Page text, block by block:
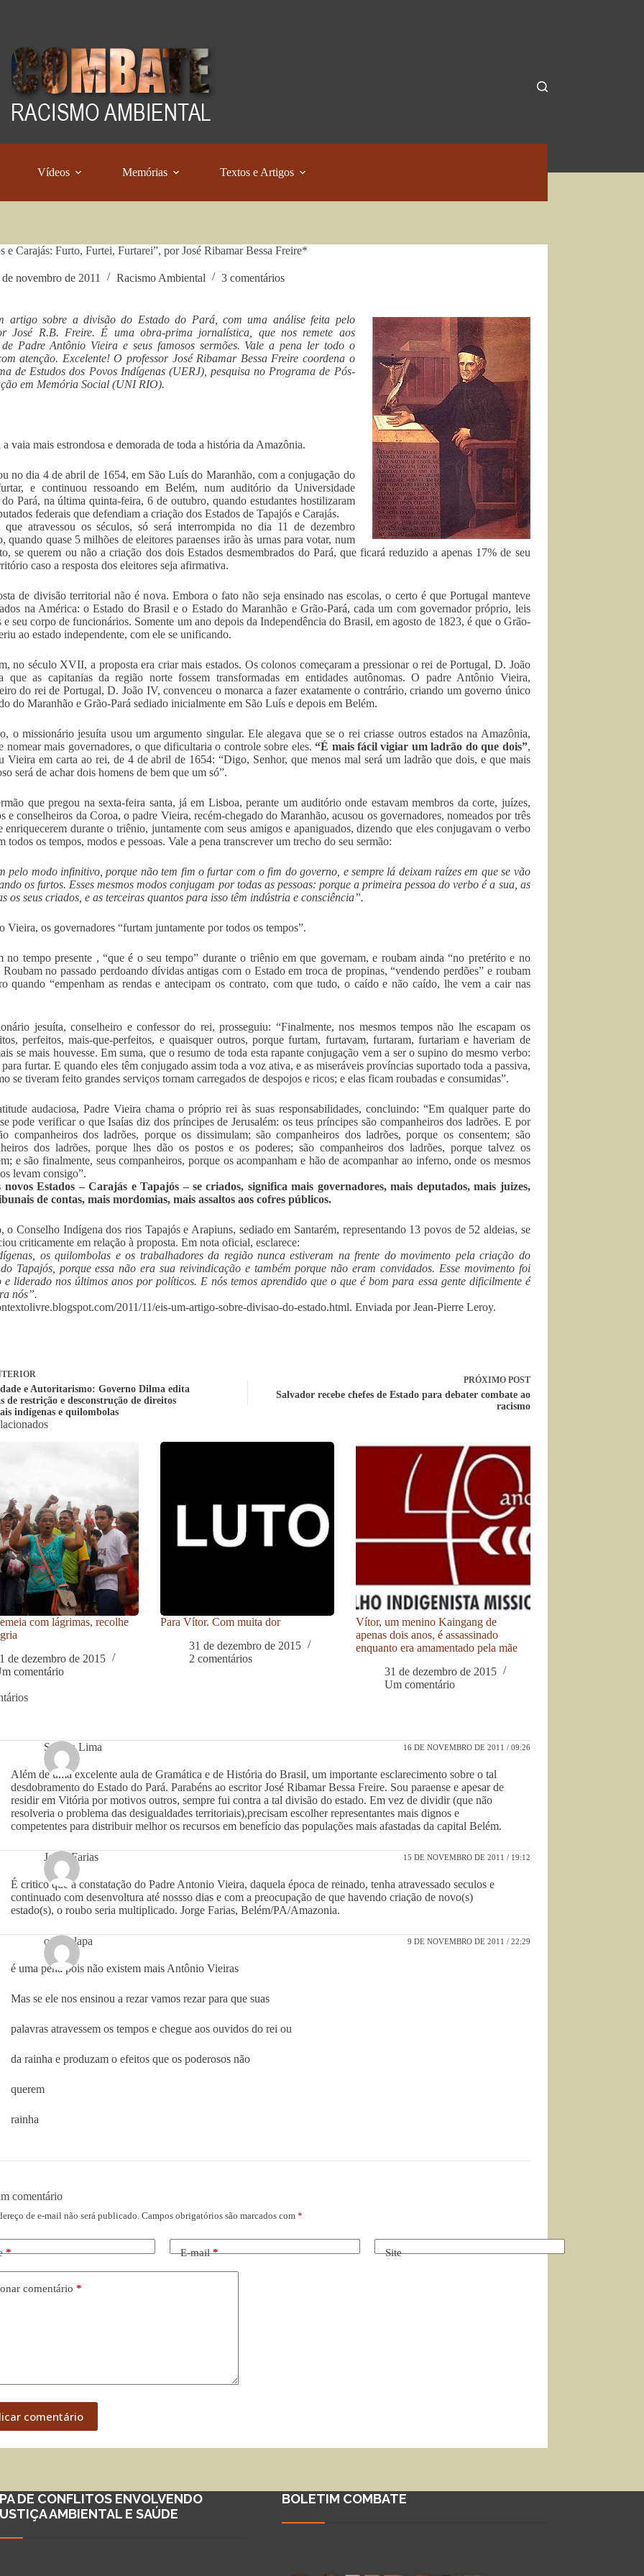
Vídeos Memórias Textos e Artigos
e Carajás: Furto, Furtei, Furtarei”, por José Ribamar Bessa Freire*
novembro de 2011 Racismo Ambiental 3 comentários
artigo sobre a divisão do Estado do Pará, com uma análise feita pelo
José R.B. Freire. É uma obra-prima jornalística, que nos remete aos
de Padre Antônio Vieira e seus famosos sermões. Vale a pena ler todo o
atenção. Excelente!O professor José Ribamar Bessa Freire coordena o
de Estudos dos Povos Indígenas (UERJ), pesquisa no Programa de Pós-
em Memória Social (UNI RIO).
a vaia mais estrondosa e demorada de toda a história da Amazônia.
no dia 4 de abril de 1654, em São Luís do Maranhão, com a conjugação do
e continuou ressoando em Belém, num auditório da Universidade
Pará, na última quinta-feira, 6 de outubro, quando estudantes hostilizaram
federais que defendiam a criação dos Estados de Tapajós e Carajás.
atravessou os séculos, só será interrompida no dia 11 de dezembro
quando quase 5 milhões de eleitores paraenses irão às urnas para votar, num
se querem ou não a criação dos dois Estados desmembrados do Pará, que ficará reduzido a apenas 17% de seu
caso a resposta dos eleitores seja afirmativa.
de divisão territorial não é nova. Embora o fato não seja ensinado nas escolas, o certo é que Portugal manteve
na América: o Estado do Brasil e o Estado do Maranhão e Grão-Pará, cada um com governador próprio, leis
e seu corpo de funcionários. Somente um ano depois da Independência do Brasil, em agosto de 1823, é que o Grão-
ao estado independente, com ele se unificando.
no século XVII, a proposta era criar mais estados. Os colonos começaram a pressionar o rei de Portugal, D. João
que as capitanias da região norte fossem transformadas em entidades autônomas. O padre Antônio Vieira,
do rei de Portugal, D. João IV, convenceu o monarca a fazer exatamente o contrário, criando um governo único
do Maranhão e Grão-Pará sediado inicialmente em São Luís e depois em Belém.
o missionário jesuíta usou um argumento singular. Ele alegava que se o rei criasse outros estados na Amazônia,
nomear mais governadores, o que dificultaria o controle sobre eles.“É mais fácil vigiar um ladrão do que dois”,
Vieira em carta ao rei, de 4 de abril de 1654: “Digo, Senhor, que menos mal será um ladrão que dois, e que mais
será de achar dois homens de bem que um só”.
que pregou na sexta-feira santa, já em Lisboa, perante um auditório onde estavam membros da corte, juízes,
e conselheiros da Coroa, o padre Vieira, recém-chegado do Maranhão, acusou os governadores, nomeados por três
enriquecerem durante o triênio, juntamente com seus amigos e apaniguados, dizendo que eles conjugavam o verbo
todos os tempos, modos e pessoas. Vale a pena transcrever um trecho do seu sermão:
pelo modo infinitivo, porque não tem fim o furtar com o fim do governo, e sempre lá deixam raízes em que se vão
os furtos. Esses mesmos modos conjugam por todas as pessoas: porque a primeira pessoa do verbo é a sua, as
os seus criados, e as terceiras quantos para isso têm indústria e consciência”.
Vieira, os governadores “furtam juntamente por todos os tempos”.
no tempo presente , “que é o seu tempo” durante o triênio em que governam, e roubam ainda “no pretérito e no
no passado perdoando dívidas antigas com o Estado em troca de propinas, “vendendo perdões” e roubam
quando “empenham as rendas e antecipam os contrato, com que tudo, o caído e não caído, lhe vem a cair nas
jesuíta, conselheiro e confessor do rei, prosseguiu: “Finalmente, nos mesmos tempos não lhe escapam os
perfeitos, mais-que-perfeitos, e quaisquer outros, porque furtam, furtavam, furtaram, furtariam e haveriam de
se mais houvesse. Em suma, que o resumo de toda esta rapante conjugação vem a ser o supino do mesmo verbo:
furtar. E quando eles têm conjugado assim toda a voz ativa, e as miseráveis províncias suportado toda a passiva,
se tiveram feito grandes serviços tornam carregados de despojos e ricos; e elas ficam roubadas e consumidas”.
audaciosa, Padre Vieira chama o próprio rei às suas responsabilidades, concluindo: “Em qualquer parte do
pode verificar o que Isaías diz dos príncipes de Jerusalém: os teus príncipes são companheiros dos ladrões. E por
companheiros dos ladrões, porque os dissimulam; são companheiros dos ladrões, porque os consentem; são
dos ladrões, porque lhes dão os postos e os poderes; são companheiros dos ladrões, porque talvez os
e são finalmente, seus companheiros, porque os acompanham e hão de acompanhar ao inferno, onde os mesmos
levam consigo”.
novos Estados – Carajás e Tapajós – se criados, significa mais governadores, mais deputados, mais juizes,
de contas, mais mordomias, mais assaltos aos cofres públicos.
o Conselho Indígena dos rios Tapajós e Arapiuns, sediado em Santarém, representando 13 povos de 52 aldeias, se
criticamente em relação à proposta. Em nota oficial, esclarece:
os quilombolas e os trabalhadores da região nunca estiveram na frente do movimento pela criação do
Tapajós, porque essa não era sua reivindicação e também porque não eram convidados. Esse movimento foi
e liderado nos últimos anos por políticos. E nós temos aprendido que o que é bom para essa gente dificilmente é
nós”.
2011/11/eis-um-artigo-sobre-divisao-do-estado.html. Enviada por Jean-Pierre Leroy.
e Autoritarismo: Governo Dilma edita
de restrição e desconstrução de direitos
indígenas e quilombolas
PRÓXIMO POST
Salvador recebe chefes de Estado para debater combate ao
racismo
com lágrimas, recolhe
de dezembro de 2015
comentário
Para Vítor. Com muita dor
31 de dezembro de 2015
2 comentários
Vítor, um menino Kaingang de
apenas dois anos, é assassinado
enquanto era amamentado pela mãe
31 de dezembro de 2015
Um comentário
Sandra Lima 16 DE NOVEMBRO DE 2011 / 09:26
Além de uma excelente aula de Gramática e de História do Brasil, um importante esclarecimento sobre o tal
desdobramento do Estado do Pará. Parabéns ao escritor José Ribamar Bessa Freire. Sou paraense e apesar de
residir em Vitória por motivos outros, sempre fui contra a tal divisão do estado. Em vez de dividir (que não
resolveria o problema das desigualdades territoriais),precisam escolher representantes mais dignos e
competentes para distribuir melhor os recursos em benefício das populações mais afastadas da capital Belém.
Jorge Farias 15 DE NOVEMBRO DE 2011 / 19:12
É critico que a constatação do Padre Antonio Vieira, daquela época de reinado, tenha atravessado seculos e
continuado com desenvoltura até nossso dias e com a preocupação de que havendo criação de novo(s)
estado(s), o roubo seria multiplicado. Jorge Farias, Belém/PA/Amazonia.
odette lapa 9 DE NOVEMBRO DE 2011 / 22:29
é uma pena pois não existem mais Antônio Vieiras
Mas se ele nos ensinou a rezar vamos rezar para que suas
palavras atravessem os tempos e chegue aos ouvidos do rei ou
da rainha e produzam o efeitos que os poderosos não
querem
rainha
comentário
de e-mail não será publicado. Campos obrigatórios são marcados com *
* E-mail* Site
comentário *
comentário
DE CONFLITOS ENVOLVENDO
AMBIENTAL E SAÚDE
BOLETIM COMBATE